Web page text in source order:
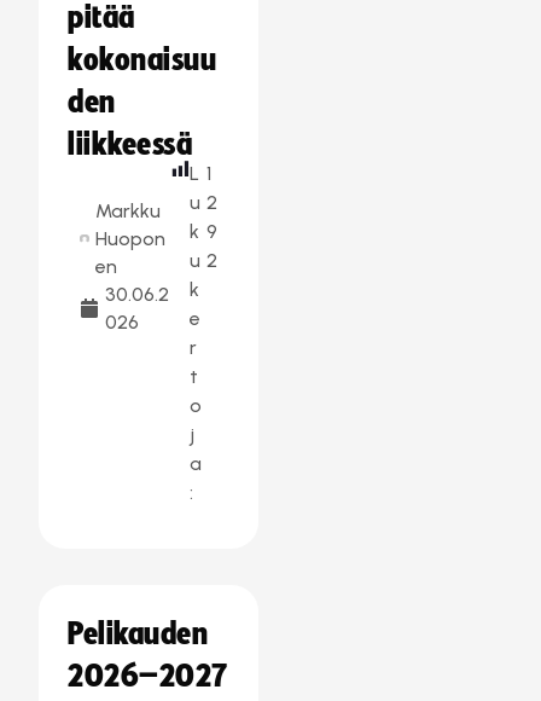
pitää
kokonaisuu
den
liikkeessä
Markku
Huopon
en
30.06.2
026
L
u
k
u
k
e
r
t
o
j
a
:
1
2
9
2
Pelikauden
2026–2027